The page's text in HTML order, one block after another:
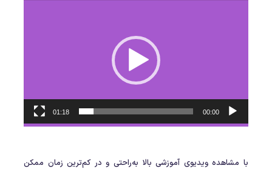
00:00
01:18
با مشاهده ویدیوی آموزشی بالا به‌راحتی و در کم‌ترین زمان ممکن